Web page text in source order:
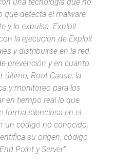
que detecta el malware
y lo expulsa. Exploit
la ejecución de Exploit
y distribuirse en la red.
prevención y en cuanto
último, Root Cause, la
y monitoreo para los
en tiempo real lo que
forma silenciosa en el
un código no conocido,
su origen, código
Point y Server”.